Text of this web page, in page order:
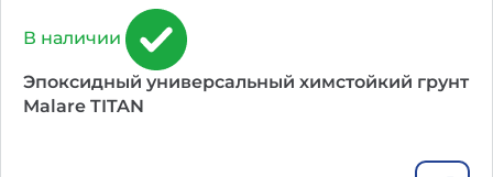
В наличии
Эпоксидный универсальный химстойкий грунт
Malare TITAN